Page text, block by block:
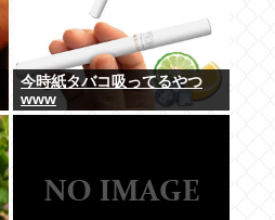
今時紙タバコ吸ってるやつ
www